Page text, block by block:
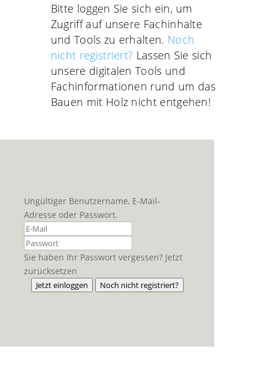
Bitte loggen Sie sich ein, um
Zugriff auf unsere Fachinhalte
und Tools zu erhalten. Noch
nicht registriert? Lassen Sie sich
unsere digitalen Tools und
Fachinformationen rund um das
Bauen mit Holz nicht entgehen!
Ungültiger Benutzername, E-Mail-
Adresse oder Passwort.
Sie haben Ihr Passwort vergessen? Jetzt
zurücksetzen
Jetzt einloggen Noch nicht registriert?